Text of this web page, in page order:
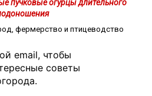
пучковые огурцы длительного
фермерство и птицеводство
email, чтобы
советы